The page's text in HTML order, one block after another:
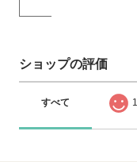
ショップの評価
すべて